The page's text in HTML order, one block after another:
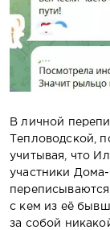
В личной
Тепловодской,
учитывая, что
участники
переписываются
с кем из её
за собой